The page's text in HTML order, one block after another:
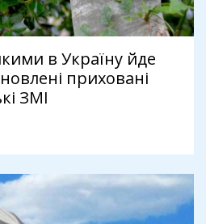
в Україну йде
приховані
ЗМІ